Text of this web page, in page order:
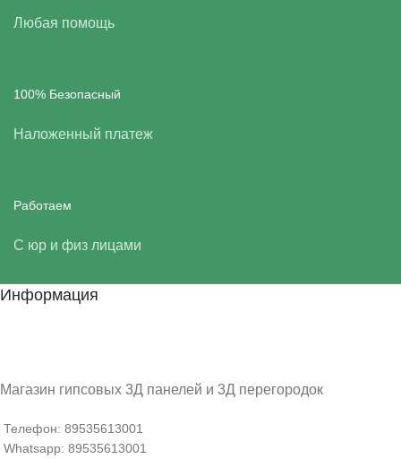
Любая помощь
100% Безопасный
Наложенный платеж
Работаем
С юр и физ лицами
Информация
Магазин гипсовых 3Д панелей и 3Д перегородок
Телефон: 89535613001
Whatsapp: 89535613001